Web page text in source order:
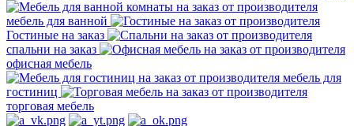
мебель для ванной
Гостиные на заказ
спальни на заказ
офисная мебель
мебель для
гостиниц
торговая мебель